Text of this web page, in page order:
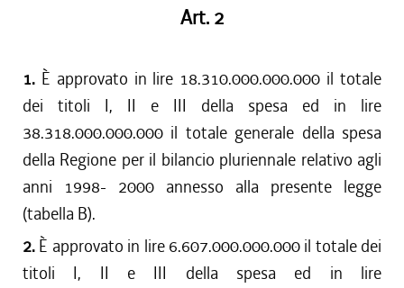
Art. 2
1. È approvato in lire 18.310.000.000.000 il totale
dei titoli I, II e III della spesa ed in lire
38.318.000.000.000 il totale generale della spesa
della Regione per il bilancio pluriennale relativo agli
anni 1998- 2000 annesso alla presente legge
(tabella B).
2. È approvato in lire 6.607.000.000.000 il totale dei
titoli I, II e III della spesa ed in lire